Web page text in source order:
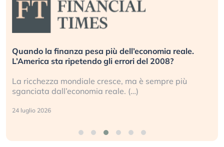
Quando la finanza pesa più dell’economia reale.
L’America sta ripetendo gli errori del 2008?
La ricchezza mondiale cresce, ma è sempre più
sganciata dall’economia reale. (…)
24 luglio 2026